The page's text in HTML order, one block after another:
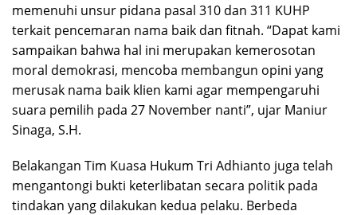
memenuhi unsur pidana pasal 310 dan 311 KUHP
terkait pencemaran nama baik dan fitnah. “Dapat kami
sampaikan bahwa hal ini merupakan kemerosotan
moral demokrasi, mencoba membangun opini yang
merusak nama baik klien kami agar mempengaruhi
suara pemilih pada 27 November nanti”, ujar Maniur
Sinaga, S.H.
Belakangan Tim Kuasa Hukum Tri Adhianto juga telah
mengantongi bukti keterlibatan secara politik pada
tindakan yang dilakukan kedua pelaku. Berbeda